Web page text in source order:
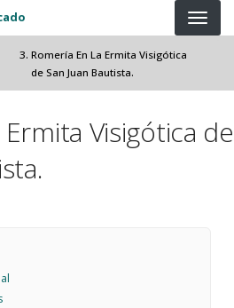
principal
Romería En La Ermita Visigótica
de San Juan Bautista.
Visigótica de